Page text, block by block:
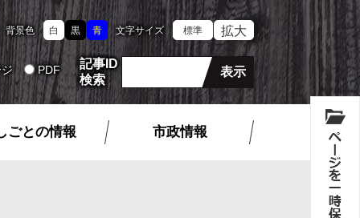
背景色 白 黒 青 文字サイズ 標準 拡大
PDF
記事ID
検索
ごとの情報 市政情報